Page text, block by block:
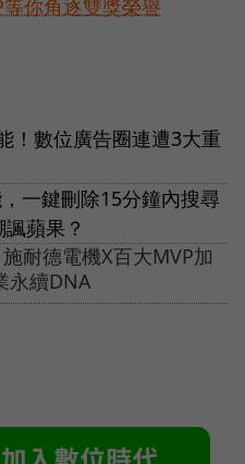
你角逐雙獎榮譽
！數位廣告圈連遭3大重
一鍵刪除15分鐘內搜尋
蘋果？
耐德電機X百大MVP加
永續DNA